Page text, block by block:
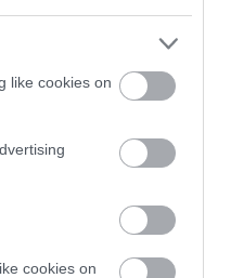
like cookies on
cookies on